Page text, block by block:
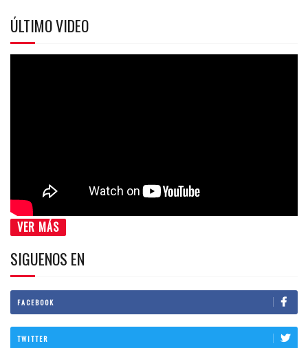
ÚLTIMO VIDEO
VER MÁS
SIGUENOS EN
FACEBOOK
TWITTER